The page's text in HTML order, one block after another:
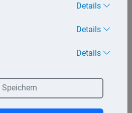
können, hängt davon ab, in
begangen wurde.
bei Verkehrsverstößen im
zur Kasse gebeten. Und wer kein
sogar bis zum
Und wer immer noch
Extremfall sein Auto erst einmal
Details
Details
Details
Speichern